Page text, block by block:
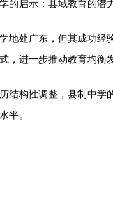
的启示：县域教育的潜
地处广东，但其成功
，进一步推动教育均衡
结构性调整，县制中
平。